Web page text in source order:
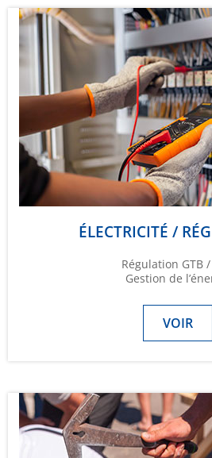
ÉLECTRICITÉ /
Régulation GTB /
Gestion de
VOIR